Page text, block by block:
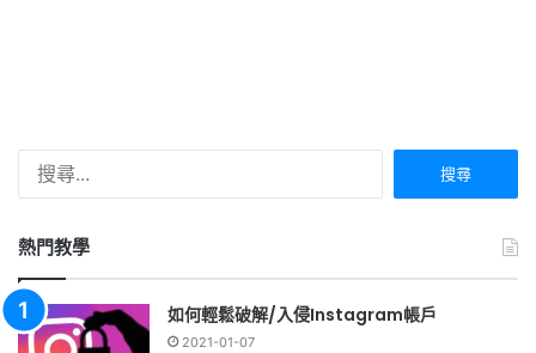
熱門教學
如何輕鬆破解/入侵Instagram帳戶
2021-01-07